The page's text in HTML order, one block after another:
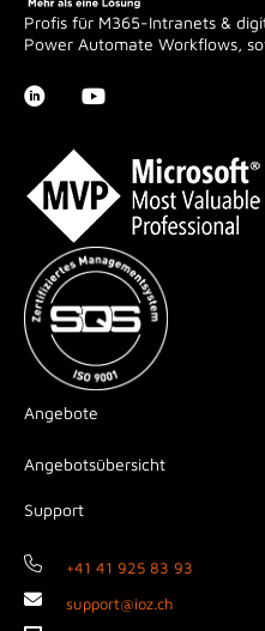
Profis für M365-Intranets &
Power Automate Workflows,
Angebote
Angebotsübersicht
Support
+41 41 925 83 93
support@ioz.ch